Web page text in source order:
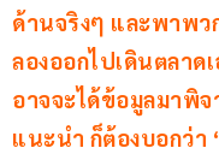
ด้านจริงๆ และพาพว
ลองออกไปเดินตลาด
อาจจะได้ข้อมูลมาพิ
แนะนำ ก็ต้องบอกว่า